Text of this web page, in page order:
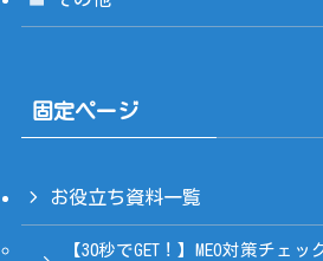
固定ページ
お役立ち資料一覧
【30秒でGET！】MEO対策チェ